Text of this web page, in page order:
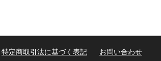
特定商取引法に基づく表記 お問い合わせ